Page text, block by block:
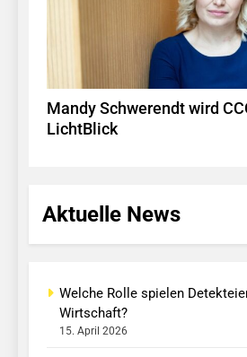
Mandy Schwerendt wird
LichtBlick
Aktuelle News
Welche Rolle spielen
Wirtschaft?
15. April 2026